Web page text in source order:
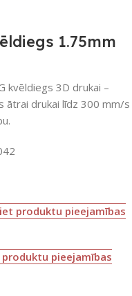
1.75mm
kvēldiegs 3D drukai –
ātrai drukai līdz 300 mm/s
produktu pieejamības
pieejamības